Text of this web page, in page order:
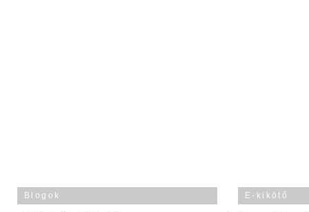
Blogok E-kikötő